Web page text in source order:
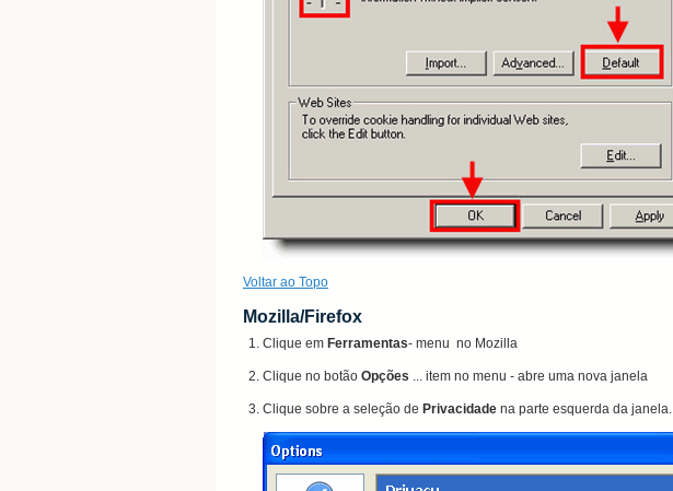
Voltar ao Topo
Mozilla/Firefox
Clique em Ferramentas- menu no Mozilla
Clique no botão Opções ... item no menu - abre uma nova janela
Clique sobre a seleção de Privacidade na parte esquerda da janela.